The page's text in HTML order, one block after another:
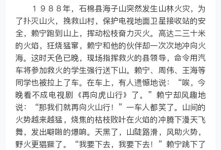
１９８８年，石棉县海子山突然发生山林火灾，为
了扑灭山火，挽救山村，保护电视地面卫星接收站的安
全，赖宁跑到山上，挥动松枝奋力灭火。高达二三十米
的火焰，狂烧猛窜，赖宁和他的伙伴却一次次地冲向火
海。这时天色已晚，现场指挥救火的县领导，命令用汽
车将参加救火的学生强行送下山。赖宁、周伟、王海等
同学也被拉上了车。在车上，有人遗憾地说：“唉，今
晚看不成电视剧《再向虎山行》了。”赖宁却风趣地
说：“那我们就再向火山行！”一车人都笑了。山间的
火势越来越猛，烧焦的枯枝败叶在火焰的冲腾下漫天飞
舞，发出噼啪的爆响。天黑了，山陡路滑，风助火势，
野火更猖獗了。“我要下去，我要下去！”赖宁跳下了